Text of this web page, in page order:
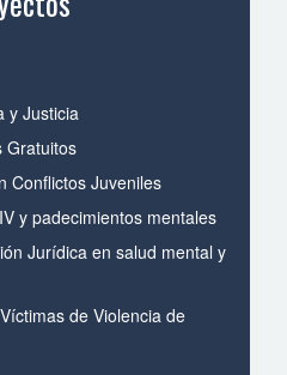
y Justicia
Gratuitos
Conflictos Juveniles
y padecimientos mentales
Jurídica en salud mental y
de Violencia de